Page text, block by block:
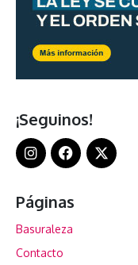
¡Seguinos!
Páginas
Basuraleza
Contacto